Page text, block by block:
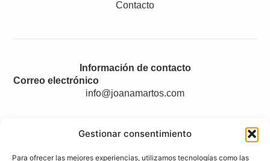
Gestionar consentimiento
Para ofrecer las mejores experiencias, utilizamos tecnologías como las
Contacto
Información de contacto
Correo electrónico
info@joanamartos.com